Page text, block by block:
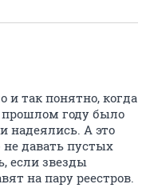
и так понятно, когда
году было
надеялись. А это
давать пустых
если звезды
на пару реестров.